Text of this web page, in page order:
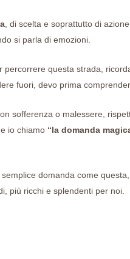
, di scelta e soprattutto di azione.
si parla di emozioni.
questa strada,
fuori, devo prima
sofferenza o malessere,
io chiamo “la domanda
domanda come
più ricchi e splendenti per noi.